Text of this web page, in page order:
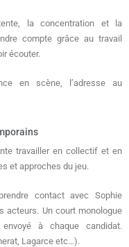
la concentration et la
compte grâce au travail
écouter.
en scène, l’adresse au
travailler en collectif et en
et approches du jeu.
contact avec Sophie
acteurs. Un court monologue
à chaque candidat.
Lagarce etc…).